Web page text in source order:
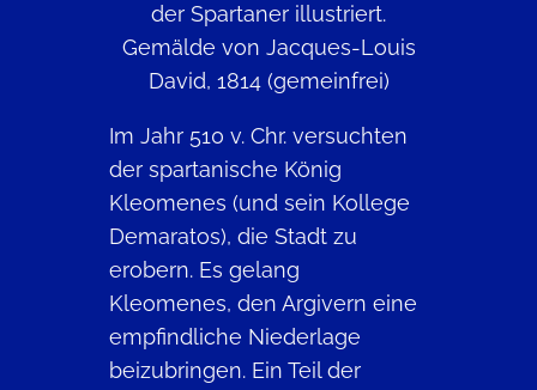
der Spartaner illustriert.
Gemälde von Jacques-Louis
David, 1814 (gemeinfrei)
Im Jahr 510 v. Chr. versuchten
der spartanische König
Kleomenes (und sein Kollege
Demaratos), die Stadt zu
erobern. Es gelang
Kleomenes, den Argivern eine
empfindliche Niederlage
beizubringen. Ein Teil der